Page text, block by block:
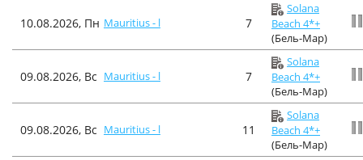
10.08.2026, Пн Mauritius - l 7
Solana
Beach 4*+
(Бель-Мар)
09.08.2026, Вс Mauritius - l 7
Solana
Beach 4*+
(Бель-Мар)
09.08.2026, Вс Mauritius - l 11
Solana
Beach 4*+
(Бель-Мар)